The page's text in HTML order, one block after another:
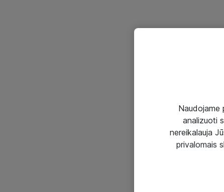
Naudojame
analizuoti
nereikalauja
privalomais